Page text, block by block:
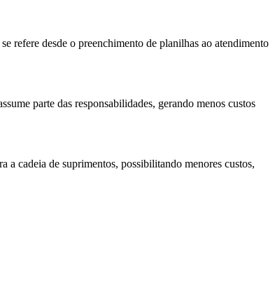
refere desde o preenchimento de planilhas ao atendimento
parte das responsabilidades, gerando menos custos
a cadeia de suprimentos, possibilitando menores custos,